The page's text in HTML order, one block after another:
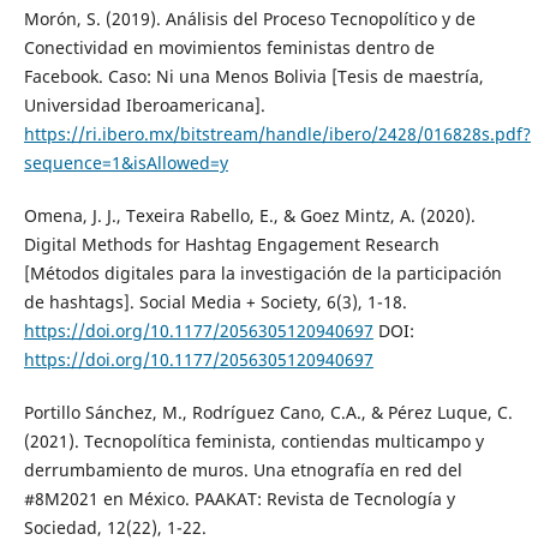
Morón, S. (2019). Análisis del Proceso Tecnopolítico y de
Conectividad en movimientos feministas dentro de
Facebook. Caso: Ni una Menos Bolivia [Tesis de maestría,
Universidad Iberoamericana].
https://ri.ibero.mx/bitstream/handle/ibero/2428/016828s.pdf?
sequence=1&isAllowed=y
Omena, J. J., Texeira Rabello, E., & Goez Mintz, A. (2020).
Digital Methods for Hashtag Engagement Research
[Métodos digitales para la investigación de la participación
de hashtags]. Social Media + Society, 6(3), 1-18.
https://doi.org/10.1177/2056305120940697 DOI:
https://doi.org/10.1177/2056305120940697
Portillo Sánchez, M., Rodríguez Cano, C.A., & Pérez Luque, C.
(2021). Tecnopolítica feminista, contiendas multicampo y
derrumbamiento de muros. Una etnografía en red del
#8M2021 en México. PAAKAT: Revista de Tecnología y
Sociedad, 12(22), 1-22.